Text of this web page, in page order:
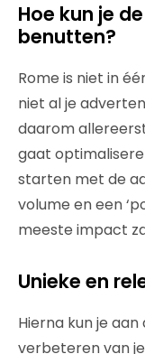
Hoe kun je
benutten?
Rome is niet in
niet al je
daarom
gaat
starten met de
volume en een
meeste impact
Unieke en
Hierna kun je
verbeteren van